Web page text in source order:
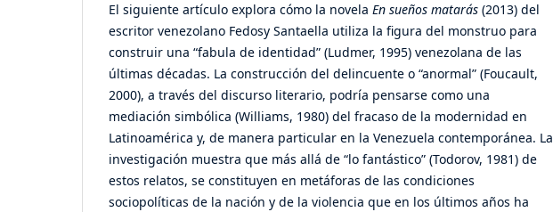
El siguiente artículo explora cómo la novela En sueños matarás (2013) del
escritor venezolano Fedosy Santaella utiliza la figura del monstruo para
construir una “fabula de identidad” (Ludmer, 1995) venezolana de las
últimas décadas. La construcción del delincuente o “anormal” (Foucault,
2000), a través del discurso literario, podría pensarse como una
mediación simbólica (Williams, 1980) del fracaso de la modernidad en
Latinoamérica y, de manera particular en la Venezuela contemporánea. La
investigación muestra que más allá de “lo fantástico” (Todorov, 1981) de
estos relatos, se constituyen en metáforas de las condiciones
sociopolíticas de la nación y de la violencia que en los últimos años ha